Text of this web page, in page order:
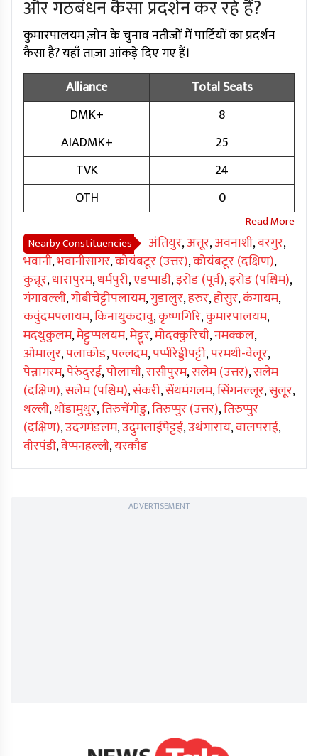
और गठबंधन कैसा प्रदर्शन कर रहे हैं?
कुमारपालयम ज़ोन के चुनाव नतीजों में पार्टियों का प्रदर्शन
कैसा है? यहाँ ताज़ा आंकड़े दिए गए हैं।
Alliance
Total Seats
DMK+
8
AIADMK+
25
TVK
24
OTH
0
Nearby Constituencies अंतियुर,अत्तूर,अवनाशी,बरगुर,
भवानी,भवानीसागर,कोयंबटूर (उत्तर),कोयंबटूर (दक्षिण),
कुन्नूर,धारापुरम,धर्मपुरी,एडप्पाडी,इरोड (पूर्व),इरोड (पश्चिम),
गंगावल्ली,गोबीचेट्टीपलायम,गुडालुर,हरुर,होसुर,कंगायम,
कवुंदमपलायम,किनाथुकदावु,कृष्णगिरि,कुमारपालयम,
मदथुकुलम,मेट्टुप्पलयम,मेट्टूर,मोदक्कुरिची,नमक्कल,
ओमालुर,पलाकोड,पल्लदम,पप्पीरेड्डीपट्टी,परमथी-वेलूर,
पेन्नागरम,पेरुंदुरई,पोलाची,रासीपुरम,सलेम (उत्तर),सलेम
(दक्षिण),सलेम (पश्चिम),संकरी,सेंथमंगलम,सिंगनल्लूर,सुलूर,
थल्ली,थोंडामुथुर,तिरुचेंगोडु,तिरुप्पुर (उत्तर),तिरुप्पुर
(दक्षिण),उदगमंडलम,उदुमलाईपेट्टई,उथंगाराय,वालपराई,
वीरपंडी,वेप्पनहल्ली,यरकौड
ADVERTISEMENT